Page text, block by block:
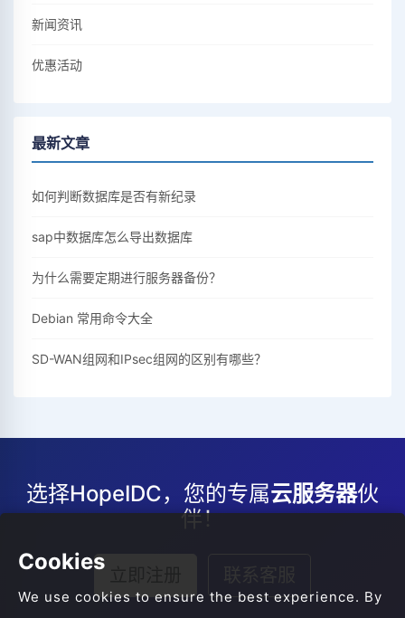
新闻资讯
优惠活动
最新文章
如何判断数据库是否有新纪录
sap中数据库怎么导出数据库
为什么需要定期进行服务器备份？
Debian 常用命令大全
SD-WAN组网和IPsec组网的区别有哪些？
选择HopeIDC，您的专属云服务器伙
伴！
Cookies
We use cookies to ensure the best experience. By